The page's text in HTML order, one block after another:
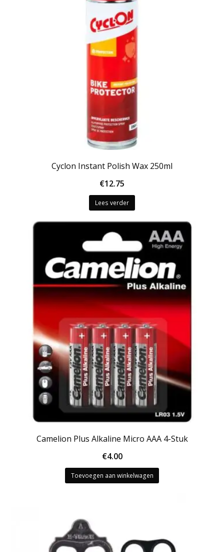
Cyclon Instant Polish Wax 250ml
€12.75
Lees verder
Camelion Plus Alkaline Micro AAA 4-Stuk
€4.00
Toevoegen aan winkelwagen